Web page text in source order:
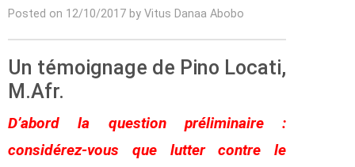
Posted on 12/10/2017 by Vitus Danaa Abobo
Un témoignage de Pino Locati,
M.Afr.
D’abord la question préliminaire :
considérez-vous que lutter contre le